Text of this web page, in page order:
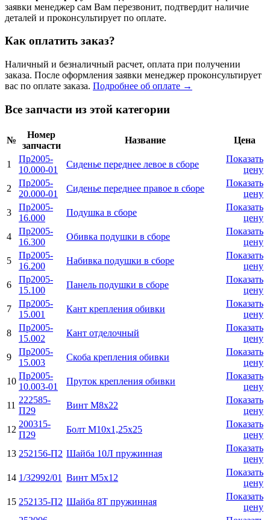
заявки менеджер сам Вам перезвонит, подтвердит наличие
деталей и проконсультирует по оплате.
Как оплатить заказ?
Наличный и безналичный расчет, оплата при получении
заказа. После оформления заявки менеджер проконсультирует
вас по оплате заказа. Подробнее об оплате →
Все запчасти из этой категории
№
Номер
запчасти
Название Цена
1
Пр2005-
10.000-01
Сиденье переднее левое в сборе
Показать
цену
2
Пр2005-
20.000-01
Сиденье переднее правое в сборе
Показать
цену
3
Пр2005-
16.000
Подушка в сборе
Показать
цену
4
Пр2005-
16.300
Обивка подушки в сборе
Показать
цену
5
Пр2005-
16.200
Набивка подушки в сборе
Показать
цену
6
Пр2005-
15.100
Панель подушки в сборе
Показать
цену
7
Пр2005-
15.001
Кант крепления обивки
Показать
цену
8
Пр2005-
15.002
Кант отделочный
Показать
цену
9
Пр2005-
15.003
Скоба крепления обивки
Показать
цену
10
Пр2005-
10.003-01
Пруток крепления обивки
Показать
цену
11
222585-
П29
Винт М8х22
Показать
цену
12
200315-
П29
Болт М10х1,25х25
Показать
цену
13 252156-П2 Шайба 10Л пружинная
Показать
цену
14 1/32992/01 Винт М5х12
Показать
цену
15 252135-П2 Шайба 8Т пружинная
Показать
цену